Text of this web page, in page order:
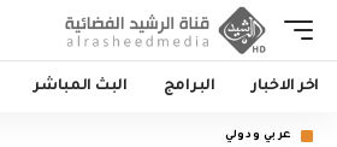
اخر الاخبار البرامج البث المباشر
عربي ودولي